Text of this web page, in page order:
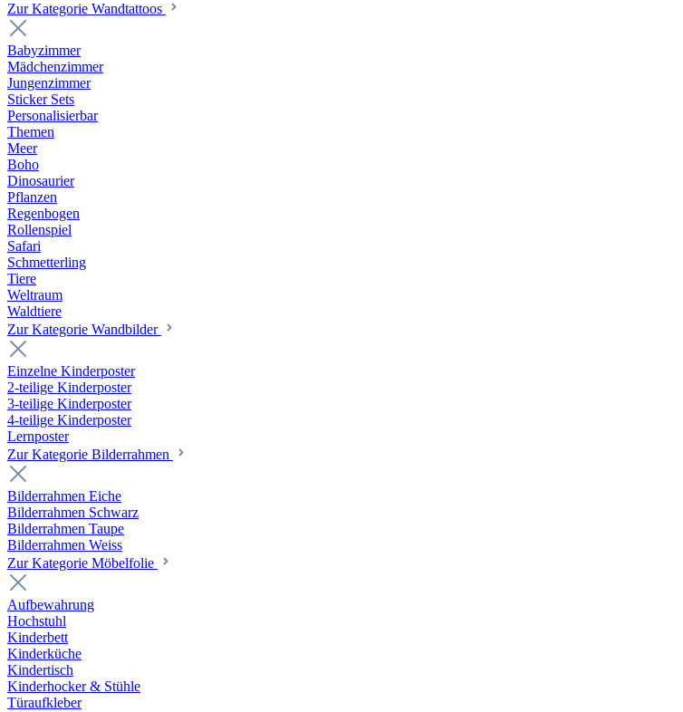
Zur Kategorie Wandtattoos
Babyzimmer
Mädchenzimmer
Jungenzimmer
Sticker Sets
Personalisierbar
Themen
Meer
Boho
Dinosaurier
Pflanzen
Regenbogen
Rollenspiel
Safari
Schmetterling
Tiere
Weltraum
Waldtiere
Zur Kategorie Wandbilder
Einzelne Kinderposter
2-teilige Kinderposter
3-teilige Kinderposter
4-teilige Kinderposter
Lernposter
Zur Kategorie Bilderrahmen
Bilderrahmen Eiche
Bilderrahmen Schwarz
Bilderrahmen Taupe
Bilderrahmen Weiss
Zur Kategorie Möbelfolie
Aufbewahrung
Hochstuhl
Kinderbett
Kinderküche
Kindertisch
Kinderhocker & Stühle
Türaufkleber